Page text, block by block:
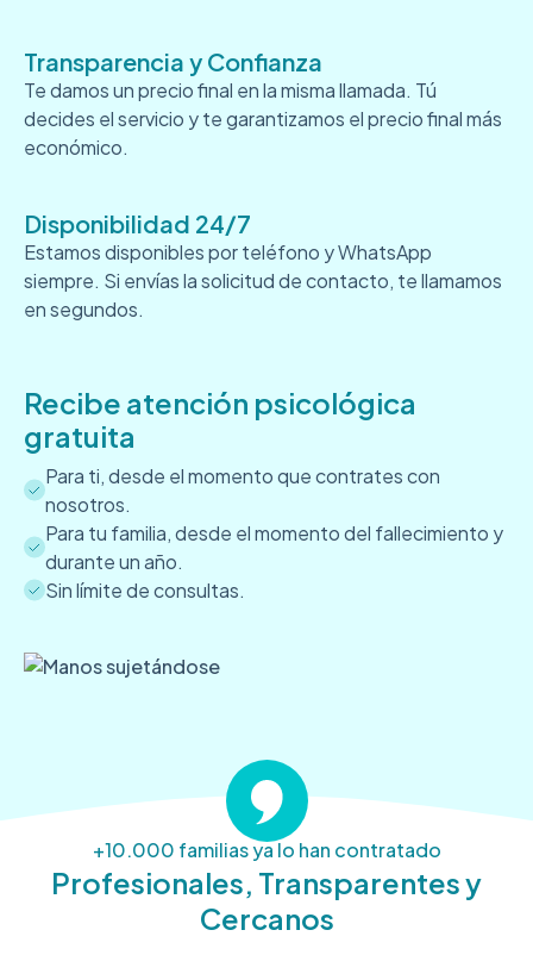
Transparencia y Confianza
Te damos un precio final en la misma llamada. Tú
decides el servicio y te garantizamos el precio final más
económico.
Disponibilidad 24/7
Estamos disponibles por teléfono y WhatsApp
siempre. Si envías la solicitud de contacto, te llamamos
en segundos.
Recibe atención psicológica
gratuita
Para ti, desde el momento que contrates con
nosotros.
Para tu familia, desde el momento del fallecimiento y
durante un año.
Sin límite de consultas.
+10.000 familias ya lo han contratado
Profesionales, Transparentes y
Cercanos